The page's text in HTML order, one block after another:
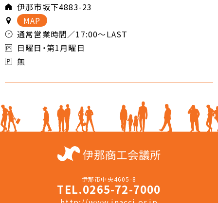
伊那市坂下4883-23
MAP
通常営業時間／17:00～LAST
日曜日・第1月曜日
無
伊那市中央4605-8
TEL.0265-72-7000